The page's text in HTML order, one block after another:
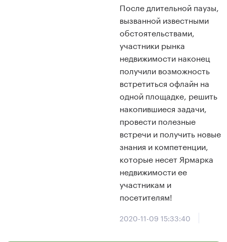
После длительной паузы,
вызванной известными
обстоятельствами,
участники рынка
недвижимости наконец
получили возможность
встретиться офлайн на
одной площадке, решить
накопившиеся задачи,
провести полезные
встречи и получить новые
знания и компетенции,
которые несет Ярмарка
недвижимости ее
участникам и
посетителям!
2020-11-09 15:33:40